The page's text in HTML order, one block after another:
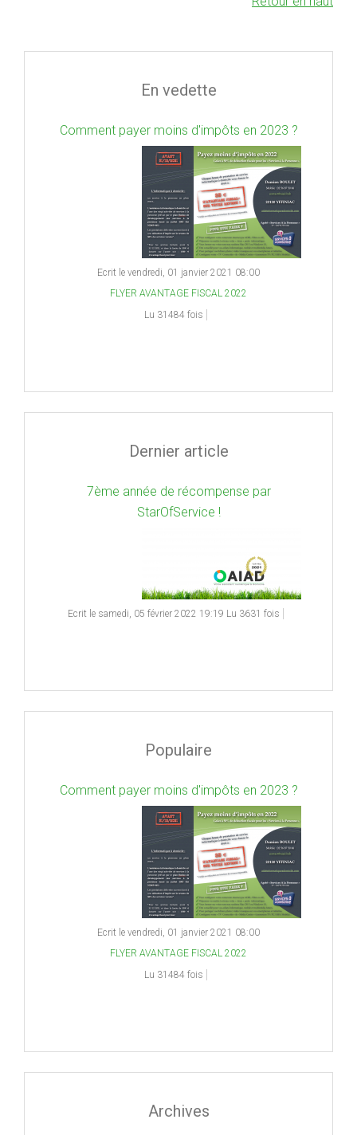
En vedette
Comment payer moins d'impôts en 2023 ?
Ecrit le vendredi, 01 janvier 2021 08:00
FLYER AVANTAGE FISCAL 2022
Lu 31484 fois
Dernier article
7ème année de récompense par
StarOfService !
Ecrit le samedi, 05 février 2022 19:19 Lu 3631 fois
Populaire
Comment payer moins d'impôts en 2023 ?
Ecrit le vendredi, 01 janvier 2021 08:00
FLYER AVANTAGE FISCAL 2022
Lu 31484 fois
Archives